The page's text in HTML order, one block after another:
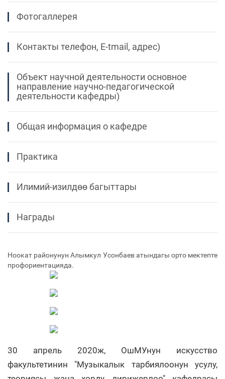
Фотогаллерея
Контакты телефон, E-tmail, адрес)
Объект научной деятельности основное
направление научно-педагогической
деятельности кафедры)
Общая информация о кафедре
Практика
Илимий-изилдөө багыттары
Награды
Ноокат районунун Алымкул Усонбаев атындагы орто мектепте
профориентацияда.
30 апрель 2020ж, ОшМУнун искусство
факультетинин "Музыкалык тарбиялоонун усулу,